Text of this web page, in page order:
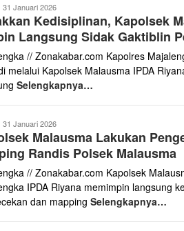
31 Januari 2026
Kedisiplinan, Kapolsek
Langsung Sidak Gaktiblin
// Zonakabar.com Kapolres
melalui Kapolsek Malausma IPDA
Selengkapnya…
31 Januari 2026
Malausma Lakukan
Randis Polsek Malausma
// Zonakabar.com Kapolsek
IPDA Riyana memimpin langsung
dan mapping Selengkapnya…